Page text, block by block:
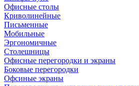
Офисные столы
Криволинейные
Письменные
Мобильные
Эргономичные
Столешницы
Офисные перегородки и экраны
Боковые перегородки
Офсиные экраны